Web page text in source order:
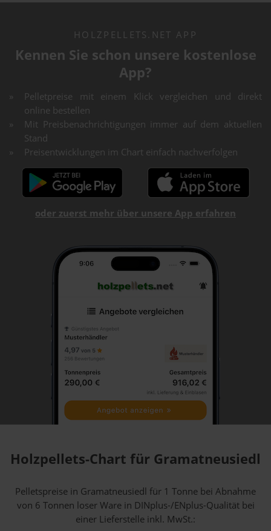
HOLZPELLETS.NET APP
Kennen Sie schon unsere kostenlose
App?
Pelletpreise mit einem Klick vergleichen und direkt
online bestellen
Mit Preisbenachrichtigungen immer auf dem aktuellen
Stand
Preisentwicklungen im Chart einfach nachverfolgen
oder zuerst mehr über unsere App erfahren
Holzpellets-Chart für Gramatneusiedl
Pelletspreise in Gramatneusiedl für 1 Tonne bei Abnahme
von 6 Tonnen loser Warein DINplus-/ENplus-Qualität bei
einer Lieferstelle inkl. MwSt.: